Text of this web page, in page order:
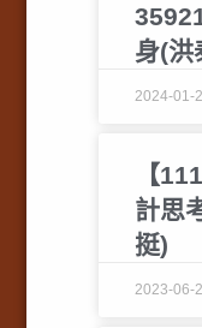
身(洪
2024-01-
【
計思
挺)
2023-06-